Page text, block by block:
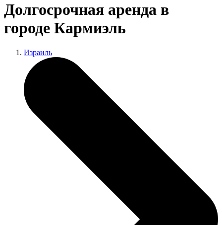
Долгосрочная аренда в
городе Кармиэль
Израиль